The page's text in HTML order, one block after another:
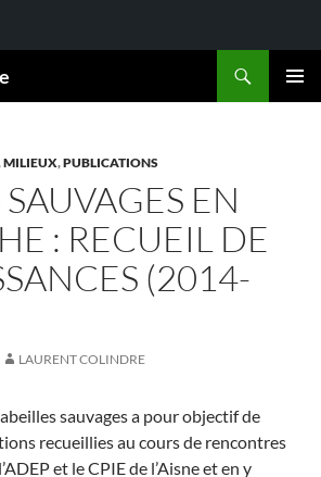
MILIEUX,PUBLICATIONS
EN
: RECUEIL DE
(2014-
LAURENT COLINDRE
sauvages a pour objectif de
recueillies au cours de rencontres
et le CPIE de l’Aisne et en y